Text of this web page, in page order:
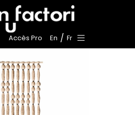
Accès Pro En / Fr